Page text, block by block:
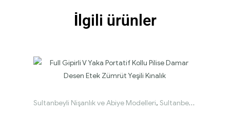
İlgili ürünler
Sultanbeyli Nişanlık ve Abiye Modelleri, Sultanbeyli Straplez Nişanlık Modelleri